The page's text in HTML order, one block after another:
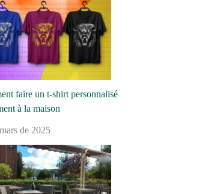
faire un t-shirt personnalisé
à la maison
de 2025